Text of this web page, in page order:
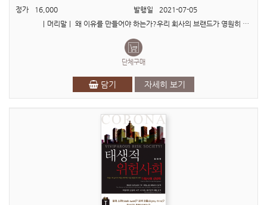
정가
16,000 발행일
2021-07-05
ㅣ머리말ㅣ 왜 이유를 만들어야 하는가?우리 회사의 브랜드가 영원히 기억되길 바라는 기업은 많다. 성공하는 조직을 꿈꾸는 ..
단체구매
담기 자세히 보기